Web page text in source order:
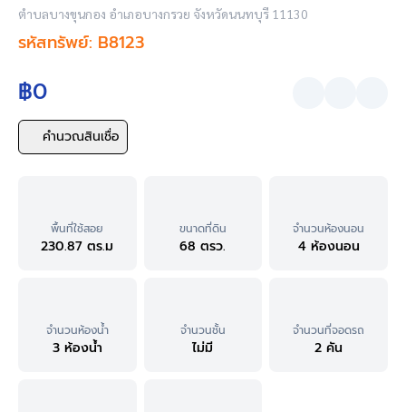
ตำบลบางขุนกอง อำเภอบางกรวย จังหวัดนนทบุรี 11130
รหัสทรัพย์: B8123
฿0
คำนวณสินเชื่อ
พื้นที่ใช้สอย
230.87 ตร.ม
ขนาดที่ดิน
68 ตรว.
จำนวนห้องนอน
4 ห้องนอน
จำนวนห้องน้ำ
3 ห้องน้ำ
จำนวนชั้น
ไม่มี
จำนวนที่จอดรถ
2 คัน